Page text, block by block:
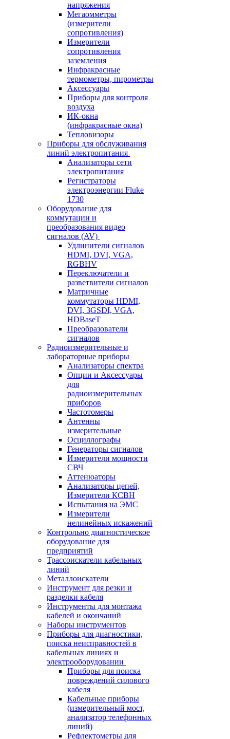
напряжения
Мегаомметры
(измерители
сопротивления)
Измерители
сопротивления
заземления
Инфракрасные
термометры, пирометры
Аксессуары
Приборы для контроля
воздуха
ИК-окна
(инфракрасные окна)
Тепловизоры
Приборы для обслуживания
линий электропитания
Анализаторы сети
электропитания
Регистраторы
электроэнергии Fluke
1730
Оборудование для
коммутации и
преобразования видео
сигналов (AV)
Удлинители сигналов
HDMI, DVI, VGA,
RGBHV
Переключатели и
разветвители сигналов
Матричные
коммутаторы HDMI,
DVI, 3GSDI, VGA,
HDBaseT
Преобразователи
сигналов
Радиоизмерительные и
лабораторные приборы
Анализаторы спектра
Опции и Аксессуары
для
радиоизмерительных
приборов
Частотомеры
Антенны
измерительные
Осциллографы
Генераторы сигналов
Измерители мощности
СВЧ
Аттенюаторы
Анализаторы цепей,
Измерители КСВН
Испытания на ЭМС
Измерители
нелинейных искажений
Контрольно диагностическое
оборудование для
предприятий
Трассоискатели кабельных
линий
Металлоискатели
Инструмент для резки и
разделки кабеля
Инструменты для монтажа
кабелей и окончаний
Наборы инструментов
Приборы для диагностики,
поиска неисправностей в
кабельных линиях и
электрооборудовании
Приборы для поиска
повреждений силового
кабеля
Кабельные приборы
(измерительный мост,
анализатор телефонных
линий)
Рефлектометры для